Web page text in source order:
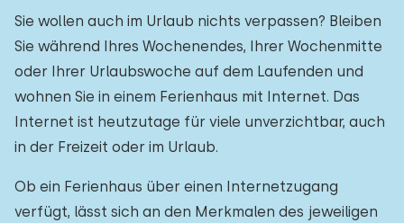
Sie wollen auch im Urlaub nichts verpassen? Bleiben
Sie während Ihres Wochenendes, Ihrer Wochenmitte
oder Ihrer Urlaubswoche auf dem Laufenden und
wohnen Sie in einem Ferienhaus mit Internet. Das
Internet ist heutzutage für viele unverzichtbar, auch
in der Freizeit oder im Urlaub.
Ob ein Ferienhaus über einen Internetzugang
verfügt, lässt sich an den Merkmalen des jeweiligen